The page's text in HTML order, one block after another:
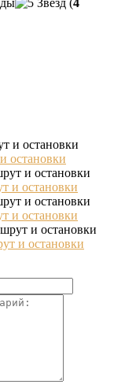
остановки
и остановки
и остановки
и остановки